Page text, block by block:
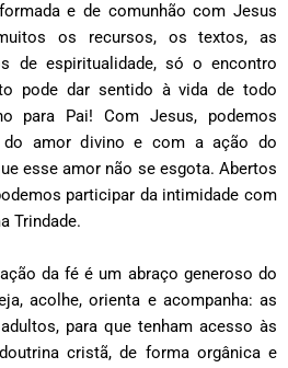
e de comunhão com Jesus
os recursos, os textos, as
de espiritualidade, só o encontro
pode dar sentido à vida de todo
para Pai! Com Jesus, podemos
do amor divino e com a ação do
esse amor não se esgota. Abertos
participar da intimidade com
Trindade.
da fé é um abraço generoso do
acolhe, orienta e acompanha: as
para que tenham acesso às
cristã, de forma orgânica e